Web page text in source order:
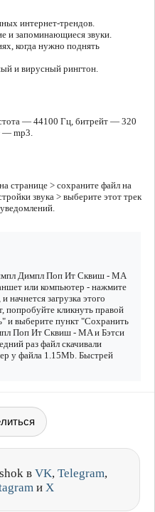
интернет-трендов.
и запоминающиеся звуки.
когда нужно поднять
и вирусный рингтон.
— 44100 Гц, битрейт — 320
— mp3.
странице > сохраните файл на
звука > выберите этот трек
Димпл Поп Ит Сквиш - MA
или компьютер - нажмите
начнется загрузка этого
попробуйте кликнуть правой
и выберите пункт "Сохранить
Поп Ит Сквиш - MA и Бэтси
раз файл скачивали
у файла 1.15Mb. Быстрей
в VK, Telegram,
и X